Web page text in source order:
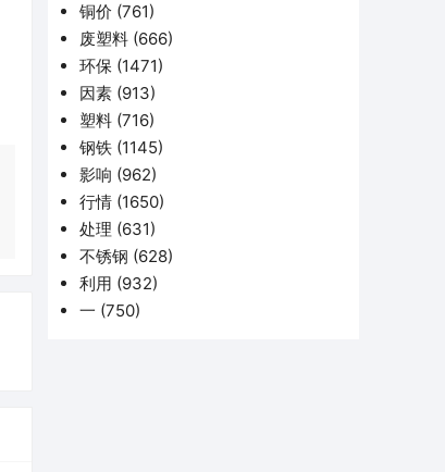
铜价 (761)
废塑料 (666)
环保 (1471)
因素 (913)
塑料 (716)
钢铁 (1145)
影响 (962)
行情 (1650)
处理 (631)
不锈钢 (628)
利用 (932)
一 (750)